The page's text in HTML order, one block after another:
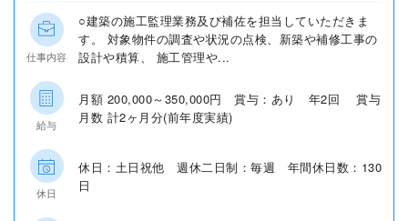
仕事内容
○建築の施工監理業務及び補佐を担当していただきま
す。 対象物件の調査や状況の点検、新築や補修工事の
設計や積算、 施工管理や...
給与
月額 200,000～350,000円 賞与：あり 年2回 賞与
月数 計2ヶ月分(前年度実績)
休日
休日：土日祝他 週休二日制：毎週 年間休日数：130
日